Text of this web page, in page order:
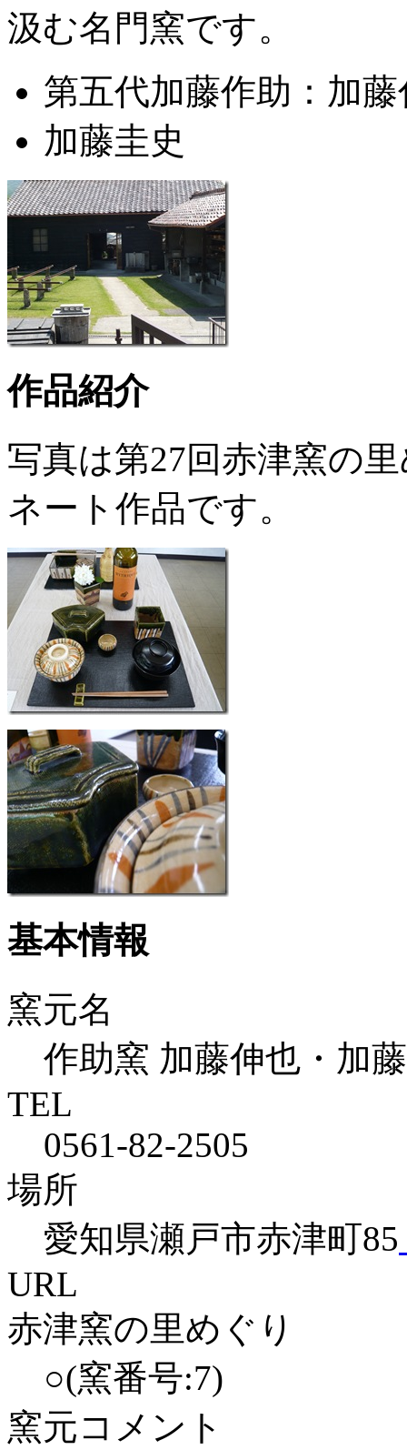
汲む名門窯です。
第五代加藤作助：加藤
加藤圭史
作品紹介
写真は第27回赤津窯の
ネート作品です。
基本情報
窯元名
作助窯 加藤伸也・加
TEL
0561-82-2505
場所
愛知県瀬戸市赤津町85
URL
赤津窯の里めぐり
○(窯番号:7)
窯元コメント